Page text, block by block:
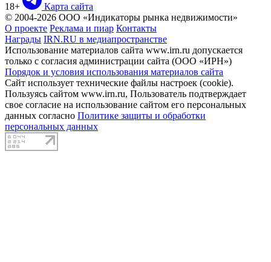
18+
Карта сайта
© 2004-2026 ООО «Индикаторы рынка недвижимости»
О проекте Реклама и пиар Контакты
Награды IRN.RU в медиапространстве
Использование материалов сайта www.irn.ru допускается
только с согласия администрации сайта (ООО «ИРН»)
Порядок и условия использования материалов сайта
Сайт использует технические файлы настроек (cookie).
Пользуясь сайтом www.irn.ru, Пользователь подтверждает
свое согласие на использование сайтом его персональных
данных согласно Политике защиты и обработки
персональных данных